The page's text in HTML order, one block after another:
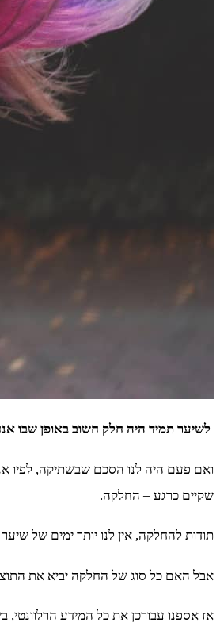
לשיער תמיד היה חלק חשוב באופן שבו
ואם פעם היה לנו הסכם שבשתיקה, לפיו
שקיים כרגע – החלקה.
תודות להחלקה, אין לנו יותר ימים של
אבל האם כל סוג של החלקה יביא את
אז אספנו עבורכן את כל המידע